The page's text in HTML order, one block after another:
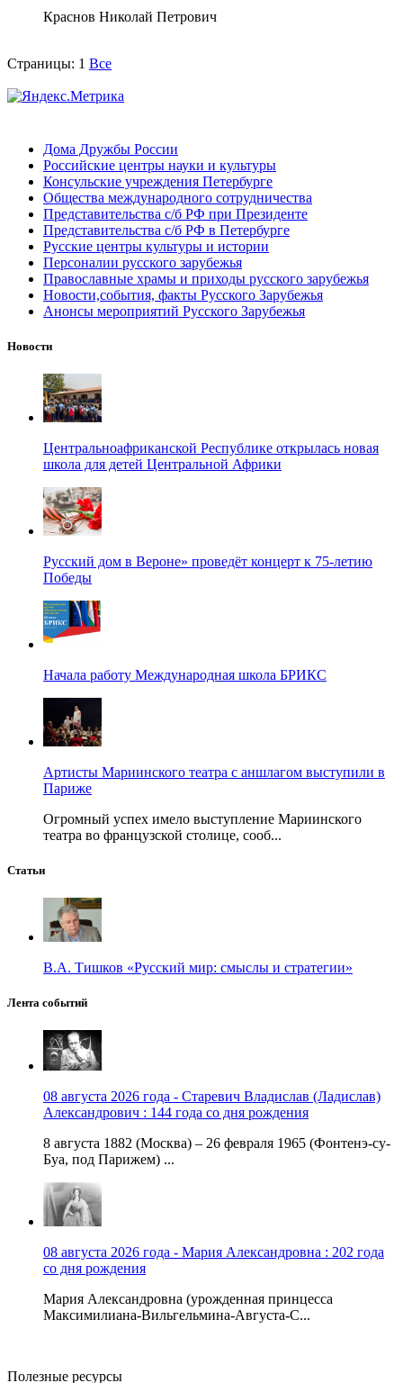
Краснов Николай Петрович
Страницы: 1 Все
Дома Дружбы России
Российские центры науки и культуры
Консульские учреждения Петербурге
Общества международного сотрудничества
Представительства с/б РФ при Президенте
Представительства с/б РФ в Петербурге
Русские центры культуры и истории
Персоналии русского зарубежья
Православные храмы и приходы русского зарубежья
Новости,события, факты Русского Зарубежья
Анонсы мероприятий Русского Зарубежья
Новости
Центральноафриканской Республике открылась новая
школа для детей Центральной Африки
Русский дом в Вероне» проведёт концерт к 75-летию
Победы
Начала работу Международная школа БРИКС
Артисты Мариинского театра с аншлагом выступили в
Париже
Огромный успех имело выступление Мариинского
театра во французской столице, сооб...
Статьи
В.А. Тишков «Русский мир: смыслы и стратегии»
Лента событий
08 августа 2026 года - Старевич Владислав (Ладислав)
Александрович : 144 года со дня рождения
8 августа 1882 (Москва) – 26 февраля 1965 (Фонтенэ-су-
Буа, под Парижем) ...
08 августа 2026 года - Мария Александровна : 202 года
со дня рождения
Мария Александровна (урожденная принцесса
Максимилиана-Вильгельмина-Августа-С...
Полезные ресурсы